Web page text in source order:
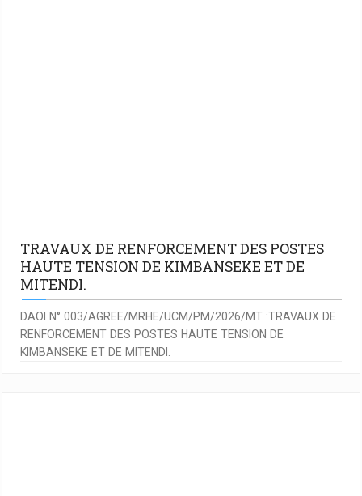
TRAVAUX DE RENFORCEMENT DES POSTES
HAUTE TENSION DE KIMBANSEKE ET DE
MITENDI.
DAOI N° 003/AGREE/MRHE/UCM/PM/2026/MT :TRAVAUX DE
RENFORCEMENT DES POSTES HAUTE TENSION DE
KIMBANSEKE ET DE MITENDI.